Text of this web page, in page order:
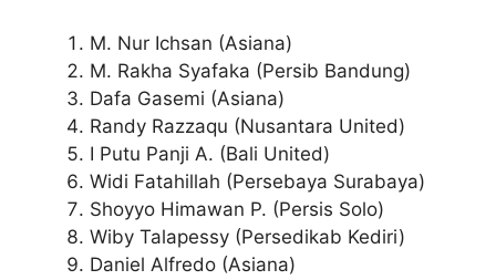
M. Nur Ichsan (Asiana)
M. Rakha Syafaka (Persib Bandung)
Dafa Gasemi (Asiana)
Randy Razzaqu (Nusantara United)
I Putu Panji A. (Bali United)
Widi Fatahillah (Persebaya Surabaya)
Shoyyo Himawan P. (Persis Solo)
Wiby Talapessy (Persedikab Kediri)
Daniel Alfredo (Asiana)